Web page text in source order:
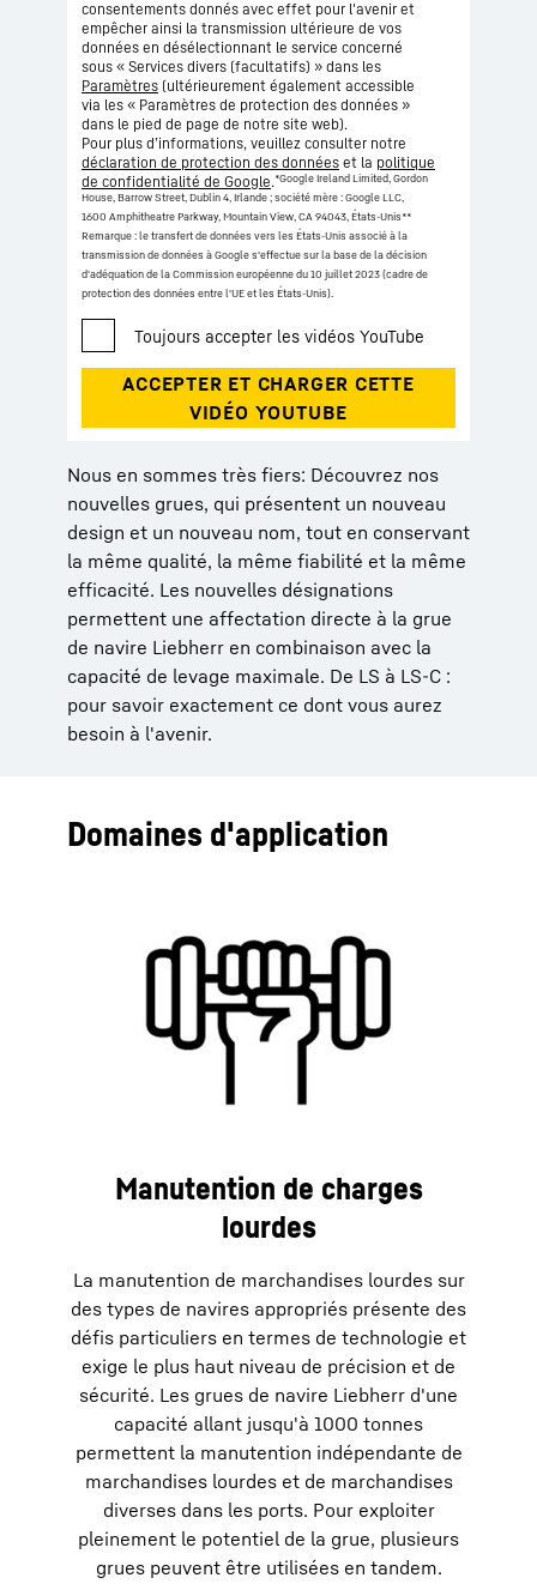
consentements donnés avec effet pour l'avenir et
empêcher ainsi la transmission ultérieure de vos
données en désélectionnant le service concerné
sous « Services divers (facultatifs) » dans les
Paramètres (ultérieurement également accessible
via les « Paramètres de protection des données »
dans le pied de page de notre site web).
Pour plus d’informations, veuillez consulter notre
déclaration de protection des données et la politique
de confidentialité de Google.*Google Ireland Limited, Gordon
House, Barrow Street, Dublin 4, Irlande ; société mère : Google LLC,
1600 Amphitheatre Parkway, Mountain View, CA 94043, États-Unis**
Remarque : le transfert de données vers les États-Unis associé à la
transmission de données à Google s'effectue sur la base de la décision
d'adéquation de la Commission européenne du 10 juillet 2023 (cadre de
protection des données entre l'UE et les États-Unis).
Nous en sommes très fiers: Découvrez nos
nouvelles grues, qui présentent un nouveau
design et un nouveau nom, tout en conservant
la même qualité, la même fiabilité et la même
efficacité. Les nouvelles désignations
permettent une affectation directe à la grue
de navire Liebherr en combinaison avec la
capacité de levage maximale. De LS à LS-C :
pour savoir exactement ce dont vous aurez
besoin à l'avenir.
Domaines d'application
Manutention de charges
lourdes
La manutention de marchandises lourdes sur
des types de navires appropriés présente des
défis particuliers en termes de technologie et
exige le plus haut niveau de précision et de
sécurité. Les grues de navire Liebherr d'une
capacité allant jusqu'à 1000 tonnes
permettent la manutention indépendante de
marchandises lourdes et de marchandises
diverses dans les ports. Pour exploiter
pleinement le potentiel de la grue, plusieurs
grues peuvent être utilisées en tandem.